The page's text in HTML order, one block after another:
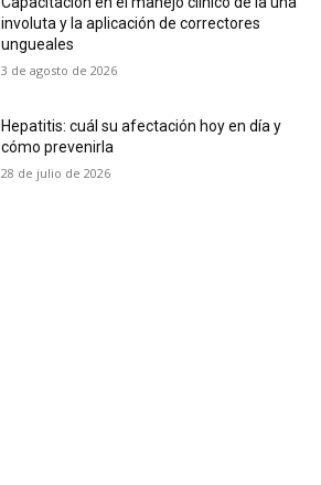
involuta y la aplicación de correctores
ungueales
3 de agosto de 2026
Hepatitis: cuál su afectación hoy en día y
cómo prevenirla
28 de julio de 2026